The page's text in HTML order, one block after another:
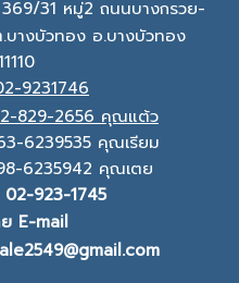
31 หมู่2 ถนนบางกรวย-
บางบัวทอง อ.บางบัวทอง
9231746
829-2656 คุณแต้ว
6239535 คุณเรียม
6235942 คุณเตย
02-923-1745
E-mail